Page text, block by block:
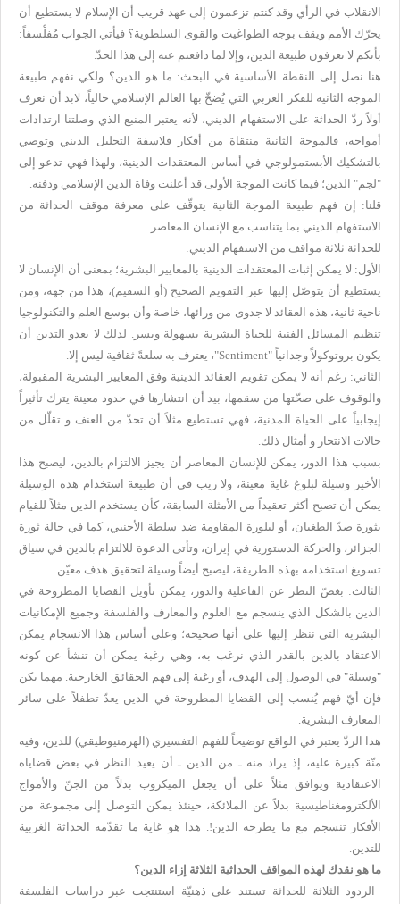
الانقلاب في الرأي وقد كنتم تزعمون إلى عهد قريب أن الإسلام لا يستطيع أن
يحرّك الأمم ويقف بوجه الطواغيت والقوى السلطوية؟ فيأتي الجواب مُفلْسفاً:
بأنكم لا تعرفون طبيعة الدين، وإلا لما دافعتم عنه إلى هذا الحدّ.
هنا نصل إلى النقطة الأساسية في البحث: ما هو الدين؟ ولكي نفهم طبيعة
الموجة الثانية للفكر الغربي التي يُضخّ بها العالم الإسلامي حالياً، لابد أن نعرف
أولاً ردّ الحداثة على الاستفهام الديني، لأنه يعتبر المنبع الذي وصلتنا ارتدادات
أمواجه، فالموجة الثانية منتقاة من أفكار فلاسفة التحليل الديني وتوصي
بالتشكيك الأبستمولوجي في أساس المعتقدات الدينية، ولهذا فهي تدعو إلى
"لجم" الدين؛ فيما كانت الموجة الأولى قد أعلنت وفاة الدين الإسلامي ودفنه.
قلنا: إن فهم طبيعة الموجة الثانية يتوقّف على معرفة موقف الحداثة من
الاستفهام الديني بما يتناسب مع الإنسان المعاصر.
للحداثة ثلاثة مواقف من الاستفهام الديني:
الأول: لا يمكن إثبات المعتقدات الدينية بالمعايير البشرية؛ بمعنى أن الإنسان لا
يستطيع أن يتوصّل إليها عبر التقويم الصحيح (أو السقيم)، هذا من جهة، ومن
ناحية ثانية، هذه العقائد لا جدوى من ورائها، خاصة وأن بوسع العلم والتكنولوجيا
تنظيم المسائل الفنية للحياة البشرية بسهولة ويسر. لذلك لا يعدو التدين أن
يكون بروتوكولاً وجدانياً "Sentiment"، يعترف به سلعةً ثقافية ليس إلا.
الثاني: رغم أنه لا يمكن تقويم العقائد الدينية وفق المعايير البشرية المقبولة،
والوقوف على صحّتها من سقمها، بيد أن انتشارها في حدود معينة يترك تأثيراً
إيجابياً على الحياة المدنية، فهي تستطيع مثلاً أن تحدّ من العنف و تقلّل من
حالات الانتحار و أمثال ذلك.
بسبب هذا الدور، يمكن للإنسان المعاصر أن يجيز الالتزام بالدين، ليصبح هذا
الأخير وسيلة لبلوغ غاية معينة، ولا ريب في أن طبيعة استخدام هذه الوسيلة
يمكن أن تصبح أكثر تعقيداً من الأمثلة السابقة، كأن يستخدم الدين مثلاً للقيام
بثورة ضدّ الطغيان، أو لبلورة المقاومة ضد سلطة الأجنبي، كما في حالة ثورة
الجزائر، والحركة الدستورية في إيران، وتأتى الدعوة للالتزام بالدين في سياق
تسويغ استخدامه بهذه الطريقة، ليصبح أيضاً وسيلة لتحقيق هدف معيّن.
الثالث: بغضّ النظر عن الفاعلية والدور، يمكن تأويل القضايا المطروحة في
الدين بالشكل الذي ينسجم مع العلوم والمعارف والفلسفة وجميع الإمكانيات
البشرية التي ننظر إليها على أنها صحيحة؛ وعلى أساس هذا الانسجام يمكن
الاعتقاد بالدين بالقدر الذي نرغب به، وهي رغبة يمكن أن تنشأ عن كونه
"وسيلة" في الوصول إلى الهدف، أو رغبة إلى فهم الحقائق الخارجية. مهما يكن
فإن أيّ فهم يُنسب إلى القضايا المطروحة في الدين يعدّ تطفلاً على سائر
المعارف البشرية.
هذا الردّ يعتبر في الواقع توضيحاً للفهم التفسيري (الهرمنيوطيقي) للدين، وفيه
منّة كبيرة عليه، إذ يراد منه ـ من الدين ـ أن يعيد النظر في بعض قضاياه
الاعتقادية ويوافق مثلاً على أن يجعل الميكروب بدلاً من الجنّ والأمواج
الألكترومغناطيسية بدلاً عن الملائكة، حينئذ يمكن التوصل إلى مجموعة من
الأفكار تنسجم مع ما يطرحه الدين!. هذا هو غاية ما تقدّمه الحداثة الغربية
للتدين.
ما هو نقدك لهذه المواقف الحداثية الثلاثة إزاء الدين؟
الردود الثلاثة للحداثة تستند على ذهنيّة استنتجت عبر دراسات الفلسفة